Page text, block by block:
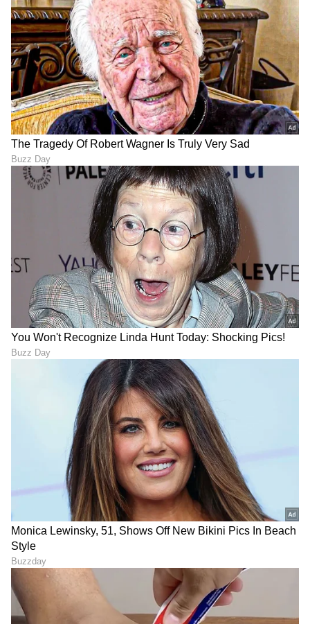
ನಿಮ್ಮ ಒಂದೇ ಕ್ಲಿಕ್‌ನಲ್ಲಿ ಲಭ್ಯ. ಏಷ್ಯಾನೆಟ್ ಸುವರ್ಣ
ನ್ಯೂಸ್ ಅಧಿಕೃತ ಆ್ಯಪ್ ಡೌನ್‌ಲೋಡ್ ಮಾಡಿ ಹಾಗೂ
ಎಲ್ಲಾ ಅಪ್‌ಡೇಟ್ ಗಳನ್ನು ಪಡೆಯಿರಿ.
DOWNLOAD APP
RECOMMENDED STORIES
ಸರ್ಫರಾಜ್ ಖಾನ್ ಎಂಟ್ರಿಯಿಂದ
ಈ ಆಟಗಾರನಿಗೆ ಗೇಟ್‌ಪಾಸ್
ಫಿಕ್ಸ್; ಲಂಕಾ ಎದುರಿನ ಮೊದಲ
ಟೆಸ್ಟ್‌ಗೆ ಭಾರತ ತಂಡ ಹೀಗಿದೆ
IND Vs SL 1st Test Playing
XI: ಟೀಂ ಇಂಡಿಯಾಗೆ ಸರ್ಫರಾಜ್